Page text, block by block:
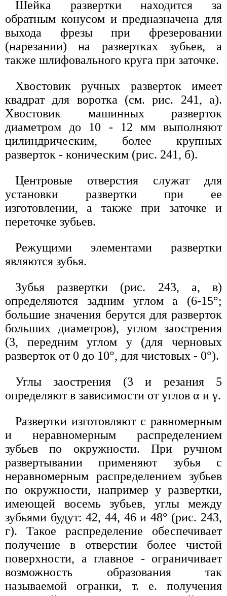
Шейка развертки находится за
обратным конусом и предназначена для
выхода фрезы при фрезеровании
(нарезании) на развертках зубьев, а
также шлифовального круга при заточке.
Хвостовик ручных разверток имеет
квадрат для воротка (см. рис. 241, а).
Хвостовик машинных разверток
диаметром до 10 - 12 мм выполняют
цилиндрическим, более крупных
разверток - коническим (рис. 241, б).
Центровые отверстия служат для
установки развертки при ее
изготовлении, а также при заточке и
переточке зубьев.
Режущими элементами развертки
являются зубья.
Зубья развертки (рис. 243, а, в)
определяются задним углом а (6-15°;
большие значения берутся для разверток
больших диаметров), углом заострения
(3, передним углом у (для черновых
разверток от 0 до 10°, для чистовых - 0°).
Углы заострения (3 и резания 5
определяют в зависимости от углов α и γ.
Развертки изготовляют с равномерным
и неравномерным распределением
зубьев по окружности. При ручном
развертывании применяют зубья с
неравномерным распределением зубьев
по окружности, например у развертки,
имеющей восемь зубьев, углы между
зубьями будут: 42, 44, 46 и 48° (рис. 243,
г). Такое распределение обеспечивает
получение в отверстии более чистой
поверхности, а главное - ограничивает
возможность образования так
называемой огранки, т. е. получения